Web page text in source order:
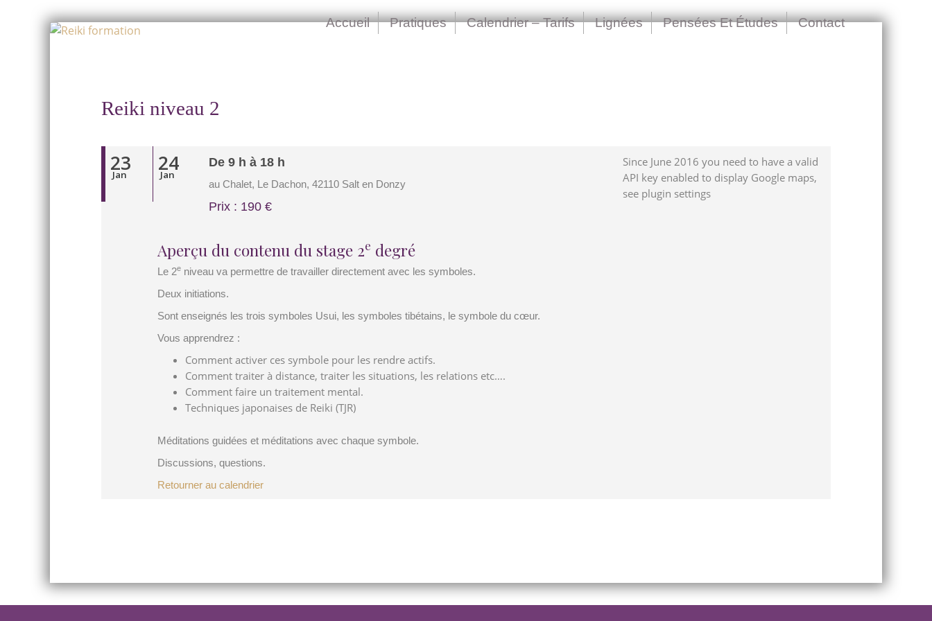
Skip
Accueil Pratiques Calendrier – Tarifs Lignées Pensées Et Études Contact
Reiki niveau 2
23
Jan 24
Jan
Since June 2016 you need to have a valid
API key enabled to display Google maps,
see plugin settings
De 9 h à 18 h
au Chalet, Le Dachon, 42110 Salt en Donzy
Prix : 190 €
Aperçu du contenu du stage 2e degré
Le 2e niveau va permettre de travailler directement avec les symboles.
Deux initiations.
Sont enseignés les trois symboles Usui, les symboles tibétains, le symbole du cœur.
Vous apprendrez :
Comment activer ces symbole pour les rendre actifs.
Comment traiter à distance, traiter les situations, les relations etc….
Comment faire un traitement mental.
Techniques japonaises de Reiki (TJR)
Méditations guidées et méditations avec chaque symbole.
Discussions, questions.
Retourner au calendrier